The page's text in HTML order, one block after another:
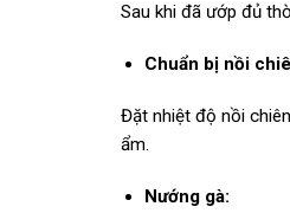
Sau khi đã ướp đủ
Chuẩn bị nồi
Đặt nhiệt độ nồi
ẩm.
Nướng gà: